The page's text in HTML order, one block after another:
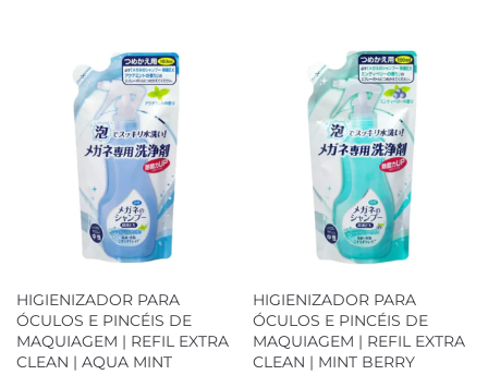
HIGIENIZADOR PARA
ÓCULOS E PINCÉIS DE
MAQUIAGEM | REFIL EXTRA
CLEAN | AQUA MINT
HIGIENIZADOR PARA
ÓCULOS E PINCÉIS DE
MAQUIAGEM | REFIL EXTRA
CLEAN | MINT BERRY